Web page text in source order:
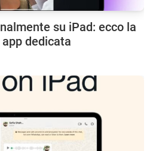
su iPad: ecco la
dedicata